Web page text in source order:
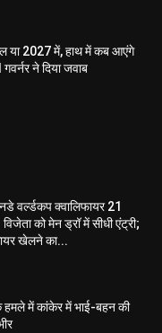
या 2027 में, हाथ में कब आएंगे
ने दिया जवाब
वर्ल्डकप क्वालिफायर 21
को मेन ड्रॉ में सीधी एंट्री;
खेलने का...
में कांकेर में भाई-बहन की